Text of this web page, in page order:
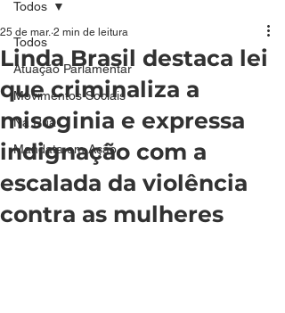
Todos
Atuação Parlamentar
Movimentos Sociais
Na Rua
Mandata em Ação
Todos
Linda Brasil destaca lei
que criminaliza a
misoginia e expressa
indignação com a
escalada da violência
contra as mulheres
25 de mar. 2 min de leitura